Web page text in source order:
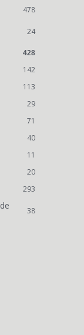
478
24
428
142
113
29
71
40
11
20
293
38